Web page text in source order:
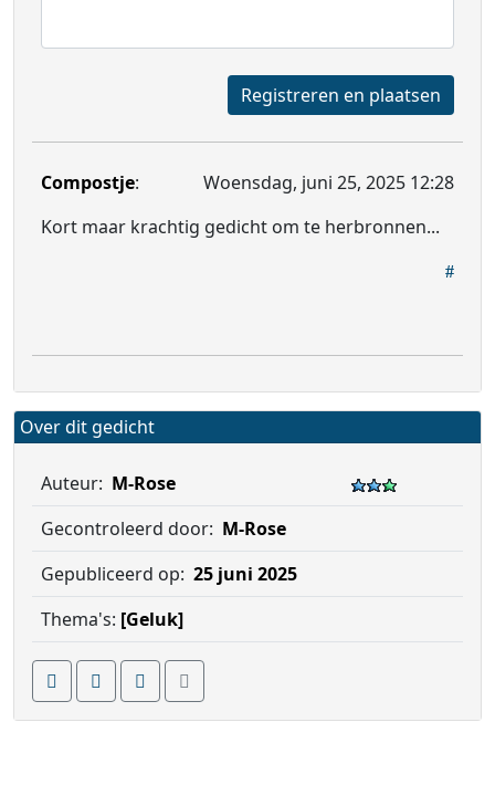
Registreren en plaatsen
Compostje:
Woensdag, juni 25, 2025 12:28
Kort maar krachtig gedicht om te herbronnen...
Over dit gedicht
Auteur: M-Rose
Gecontroleerd door: M-Rose
Gepubliceerd op: 25 juni 2025
Thema's: [Geluk]